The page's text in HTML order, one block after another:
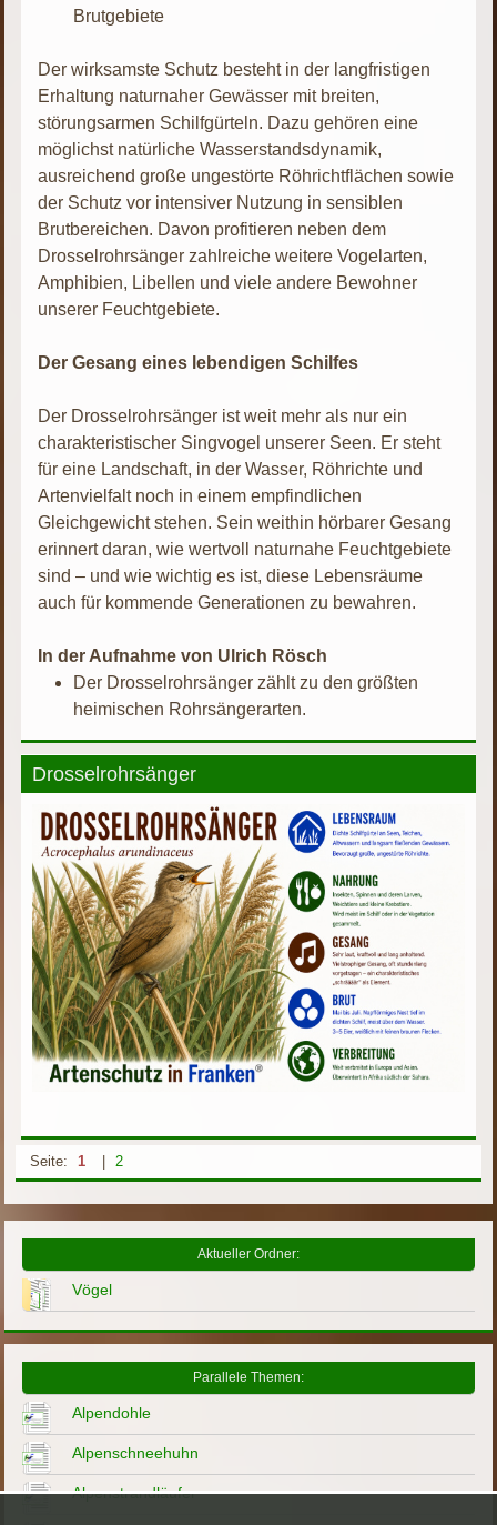
Brutgebiete
Der wirksamste Schutz besteht in der langfristigen
Erhaltung naturnaher Gewässer mit breiten,
störungsarmen Schilfgürteln. Dazu gehören eine
möglichst natürliche Wasserstandsdynamik,
ausreichend große ungestörte Röhrichtflächen sowie
der Schutz vor intensiver Nutzung in sensiblen
Brutbereichen. Davon profitieren neben dem
Drosselrohrsänger zahlreiche weitere Vogelarten,
Amphibien, Libellen und viele andere Bewohner
unserer Feuchtgebiete.
Der Gesang eines lebendigen Schilfes
Der Drosselrohrsänger ist weit mehr als nur ein
charakteristischer Singvogel unserer Seen. Er steht
für eine Landschaft, in der Wasser, Röhrichte und
Artenvielfalt noch in einem empfindlichen
Gleichgewicht stehen. Sein weithin hörbarer Gesang
erinnert daran, wie wertvoll naturnahe Feuchtgebiete
sind – und wie wichtig es ist, diese Lebensräume
auch für kommende Generationen zu bewahren.
In der Aufnahme von Ulrich Rösch
Der Drosselrohrsänger zählt zu den größten
heimischen Rohrsängerarten.
Drosselrohrsänger
Seite: 1 2
Aktueller Ordner:
Vögel
Parallele Themen:
Alpendohle
Alpenschneehuhn
Alpenstrandläufer